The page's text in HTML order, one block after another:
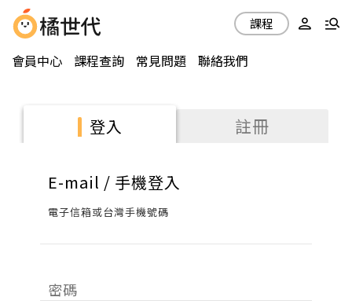
會員中心 課程查詢 常見問題 聯絡我們
課程
登入 註冊
E-mail / 手機登入
電子信箱或台灣手機號碼
密碼